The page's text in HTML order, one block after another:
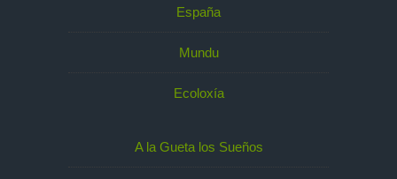
España
Mundu
Ecoloxía
A la Gueta los Sueños